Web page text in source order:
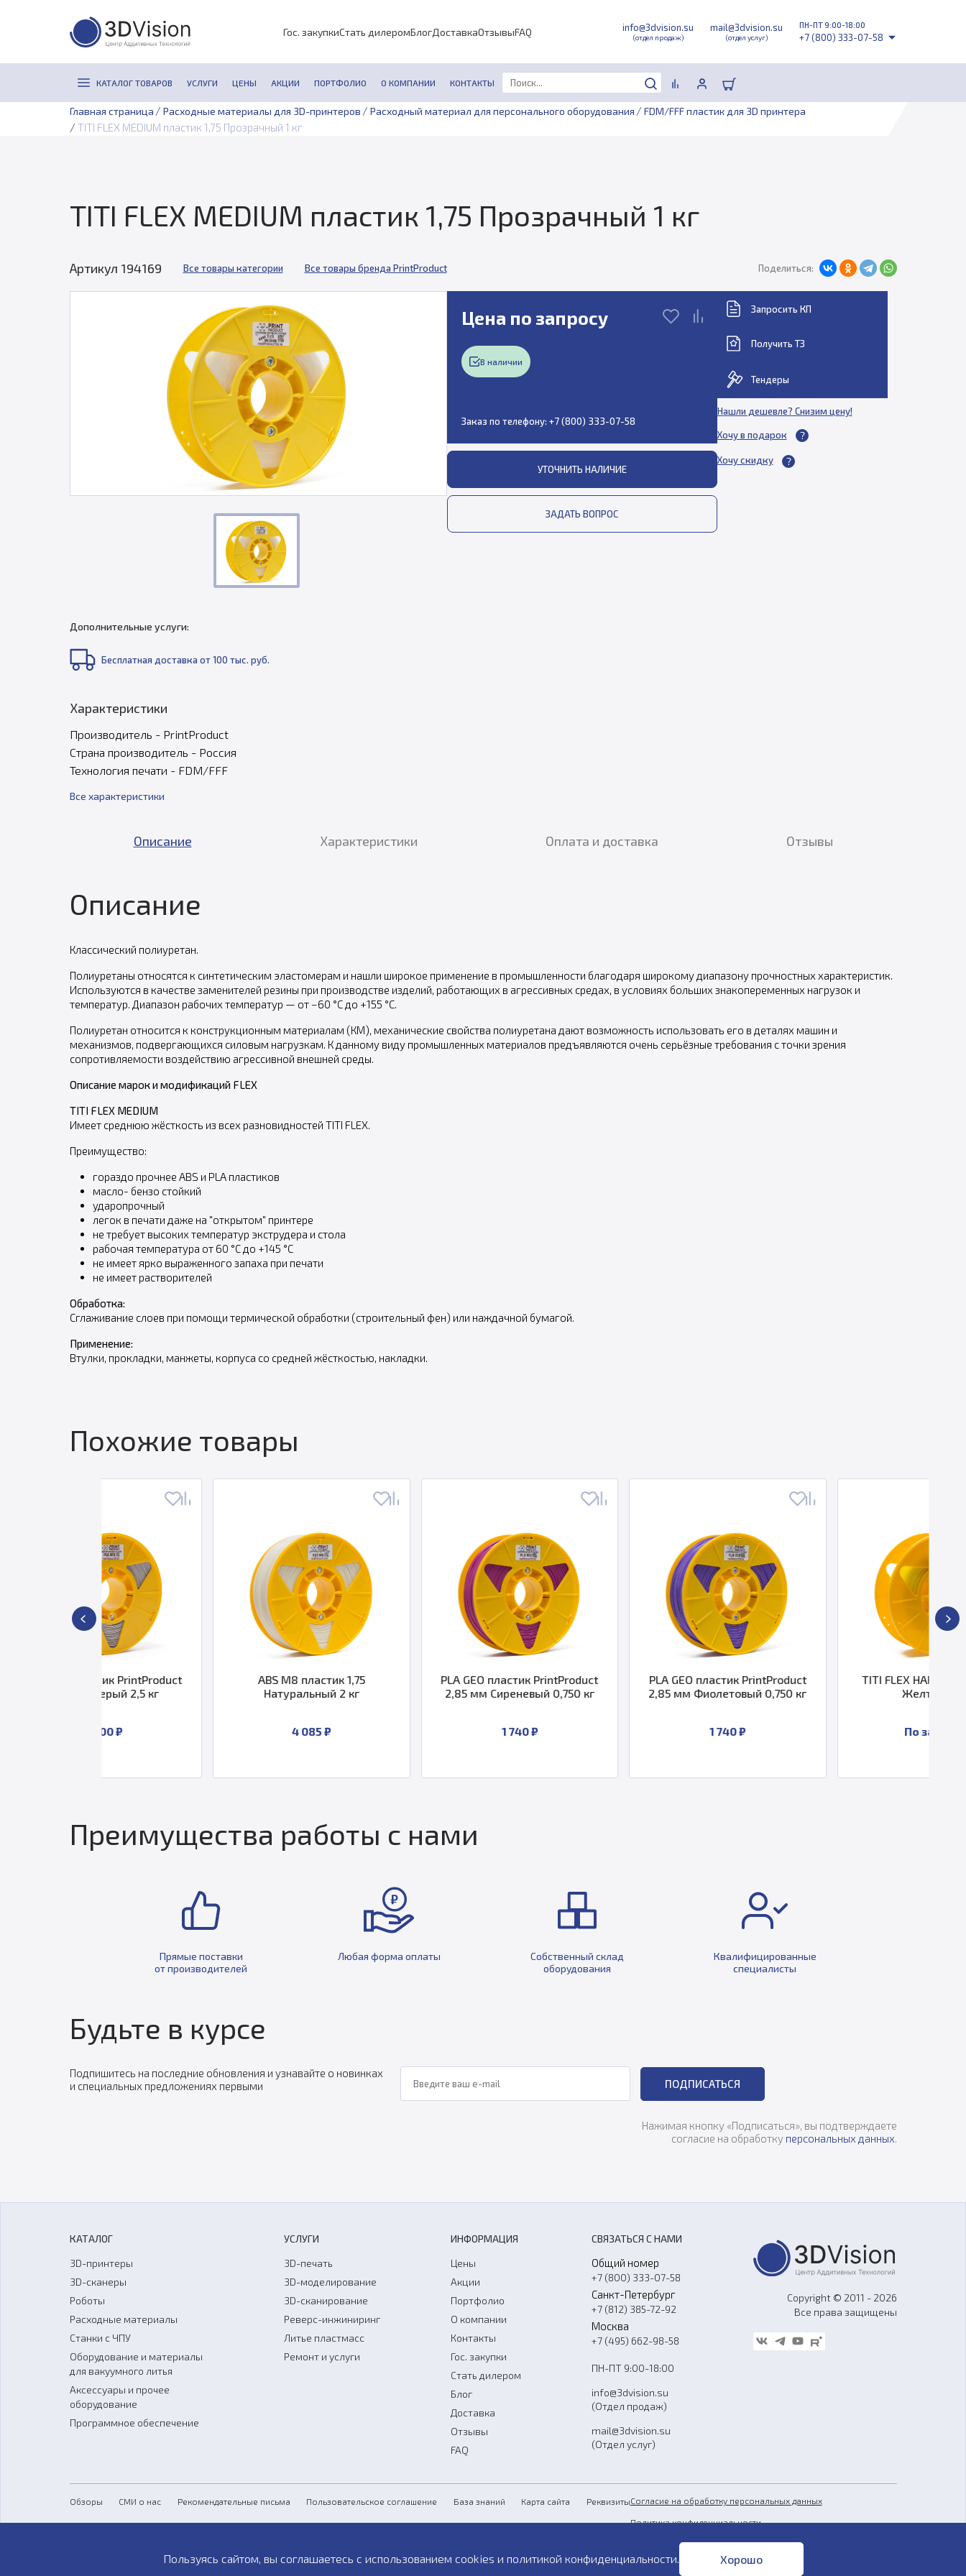
Гос. закупкиСтать дилеромБлогДоставкаОтзывыFAQ info@3dvision.su
(отдел продаж)
mail@3dvision.su
(отдел услуг)
ПН-ПТ 9:00-18:00
+7 (800) 333-07-58
КАТАЛОГ ТОВАРОВ УСЛУГИ ЦЕНЫ АКЦИИ ПОРТФОЛИО О КОМПАНИИ КОНТАКТЫ
Главная страница / Расходные материалы для 3D-принтеров / Расходный материал для персонального оборудования / FDM/FFF пластик для 3D принтера
/ TITI FLEX MEDIUM пластик 1,75 Прозрачный 1 кг
TITI FLEX MEDIUM пластик 1,75 Прозрачный 1 кг
Артикул 194169 Все товары категории Все товары бренда PrintProduct Поделиться:
Цена по запросу
В наличии
Заказ по телефону: +7 (800) 333-07-58
УТОЧНИТЬ НАЛИЧИЕ
ЗАДАТЬ ВОПРОС
Запросить КП
Получить ТЗ
Тендеры
Нашли дешевле? Снизим цену!
Хочу в подарок
Хочу скидку
Дополнительные услуги:
Бесплатная доставка от 100 тыс. руб.
Характеристики
Производитель - PrintProduct
Страна производитель - Россия
Технология печати - FDM/FFF
Все характеристики
Описание Характеристики Оплата и доставка Отзывы
Описание
Классический полиуретан.
Полиуретаны относятся к синтетическим эластомерам и нашли широкое применение в промышленности благодаря широкому диапазону прочностных характеристик.
Используются в качестве заменителей резины при производстве изделий, работающих в агрессивных средах, в условиях больших знакопеременных нагрузок и
температур. Диапазон рабочих температур — от −60 °С до +155 °С.
Полиуретан относится к конструкционным материалам (КМ), механические свойства полиуретана дают возможность использовать его в деталях машин и
механизмов, подвергающихся силовым нагрузкам. К данному виду промышленных материалов предъявляются очень серьёзные требования с точки зрения
сопротивляемости воздействию агрессивной внешней среды.
Описание марок и модификаций FLEX
TITI FLEX MEDIUM
Имеет среднюю жёсткость из всех разновидностей TITI FLEX.
Преимущество:
гораздо прочнее ABS и PLA пластиков
масло- бензо стойкий
ударопрочный
легок в печати даже на "открытом" принтере
не требует высоких температур экструдера и стола
рабочая температура от 60 °С до +145 °С
не имеет ярко выраженного запаха при печати
не имеет растворителей
Обработка:
Сглаживание слоев при помощи термической обработки (строительный фен) или наждачной бумагой.
Применение:
Втулки, прокладки, манжеты, корпуса со средней жёсткостью, накладки.
Похожие товары
ABS M8 пластик 1,75
PLA GEO пластик PrintProduct
2,85 мм Сиреневый 0,750 кг
PLA GEO пластик PrintProduct
2,85 мм Фиолетовый 0,750 кг
TITI FLEX HARD пластик 1,75
Желтый 3 кг
Преимущества работы с нами
Прямые поставки
от производителей
Любая форма оплаты
Собственный склад
оборудования
Квалифицированные
специалисты
Будьте в курсе
Подпишитесь на последние обновления и узнавайте о новинках
и специальных предложениях первыми
ПОДПИСАТЬСЯ
Нажимая кнопку «Подписаться», вы подтверждаете
согласие на обработку персональных данных.
КАТАЛОГ
3D-принтеры
3D-сканеры
Роботы
Расходные материалы
Станки с ЧПУ
Оборудование и материалы
для вакуумного литья
Аксессуары и прочее
оборудование
Программное обеспечение
УСЛУГИ
3D-печать
3D-моделирование
3D-сканирование
Реверс-инжиниринг
Литье пластмасс
Ремонт и услуги
ИНФОРМАЦИЯ
Цены
Акции
Портфолио
О компании
Контакты
Гос. закупки
Стать дилером
Блог
Доставка
Отзывы
FAQ
СВЯЗАТЬСЯ С НАМИ
Общий номер
+7 (800) 333-07-58
Санкт-Петербург
+7 (812) 385-72-92
Москва
+7 (495) 662-98-58
ПН-ПТ 9:00-18:00
info@3dvision.su
(Отдел продаж)
mail@3dvision.su
(Отдел услуг)
Copyright © 2011 - 2026
Все права защищены
Обзоры СМИ о нас Рекомендательные письма Пользовательское соглашение База знаний Карта сайта РеквизитыСогласие на обработку персональных данных
Политика конфиденциальности
Публичная оферта
Пользуясь сайтом, вы соглашаетесь с использованием cookies и политикой конфиденциальности. Хорошо